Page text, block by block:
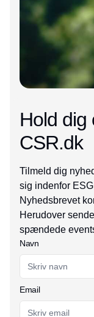
Hold dig
CSR.dk
Tilmeld dig
sig indenfor
Nyhedsbrevet
Herudover
spændede
Navn
Email